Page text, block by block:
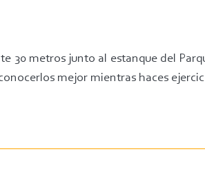
30 metros junto al estanque del
mejor mientras haces